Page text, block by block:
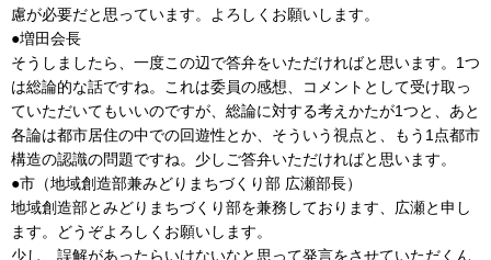
慮が必要だと思っています。よろしくお願いします。
●増田会長
そうしましたら、一度この辺で答弁をいただければと思います。1つ
は総論的な話ですね。これは委員の感想、コメントとして受け取っ
ていただいてもいいのですが、総論に対する考えかたが1つと、あと
各論は都市居住の中での回遊性とか、そういう視点と、もう1点都市
構造の認識の問題ですね。少しご答弁いただければと思います。
●市（地域創造部兼みどりまちづくり部 広瀬部長）
地域創造部とみどりまちづくり部を兼務しております、広瀬と申し
ます。どうぞよろしくお願いします。
少し、誤解があったらいけないなと思って発言をさせていただくん